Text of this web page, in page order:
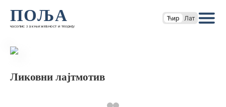
ПОЉА
часопис за књижевност и теорију
Ћир Лат
Ликовни лајтмотив